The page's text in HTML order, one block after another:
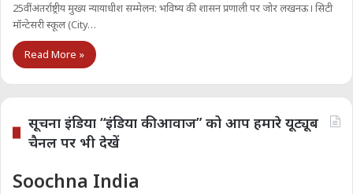
25वीं अंतर्राष्ट्रीय मुख्य न्यायाधीश सम्मेलन: भविष्य की शासन प्रणाली पर जोर लखनऊ। सिटी
मॉन्टेसरी स्कूल (City…
Read More »
सूचना इंडिया “इंडिया की आवाज” को आप हमारे यूट्यूब
चैनल पर भी देखें
Soochna India